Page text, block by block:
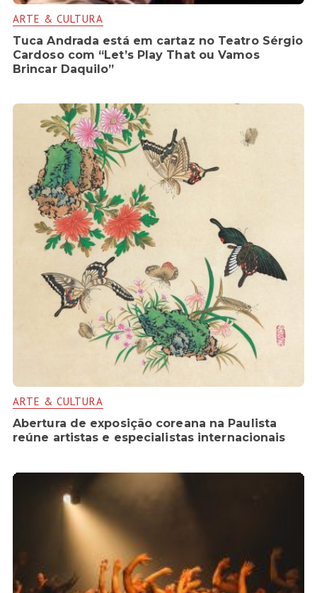
ARTE & CULTURA
Tuca Andrada está em cartaz no Teatro Sérgio
Cardoso com “Let’s Play That ou Vamos
Brincar Daquilo”
ARTE & CULTURA
Abertura de exposição coreana na Paulista
reúne artistas e especialistas internacionais